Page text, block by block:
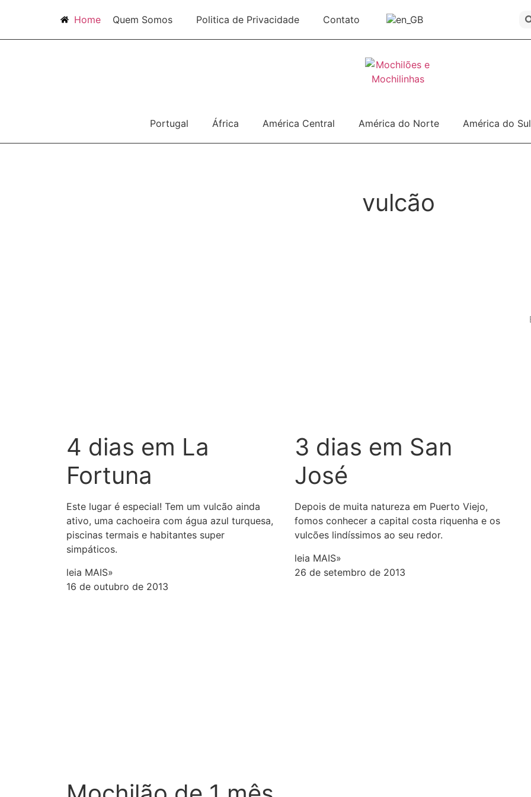
Home Quem Somos Politica de Privacidade Contato
Portugal África América Central América do Norte América do Sul
vulcão
4 dias em La
Fortuna
Este lugar é especial! Tem um vulcão ainda
ativo, uma cachoeira com água azul turquesa,
piscinas termais e habitantes super
simpáticos.
leia MAIS»
16 de outubro de 2013
3 dias em San
José
Depois de muita natureza em Puerto Viejo,
fomos conhecer a capital costa riquenha e os
vulcões lindíssimos ao seu redor.
leia MAIS»
26 de setembro de 2013